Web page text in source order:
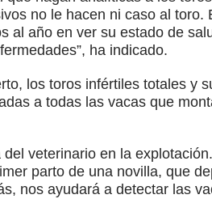
no le hacen ni caso al
al año en ver su estado de
ha indicado.
los toros infértiles totales y
a todas las vacas que
veterinario en la
parto de una novilla, que
nos ayudará a detectar las